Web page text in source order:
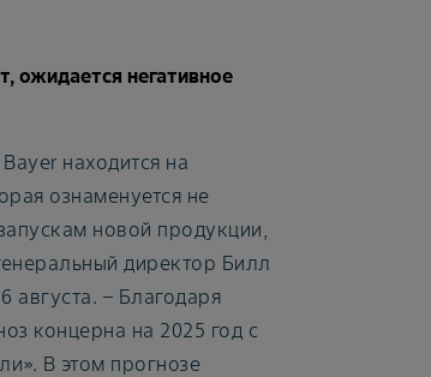
ожидается негативное
находится на
ознаменуется не
новой продукции,
директор Билл
августа. – Благодаря
концерна на 2025 год с
В этом прогнозе